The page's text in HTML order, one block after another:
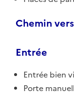
Chemin
Entrée
Entrée bien
Porte